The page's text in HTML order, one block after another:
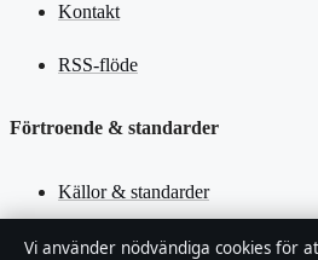
Kontakt
RSS-flöde
Förtroende & standarder
Källor & standarder
Redaktionell policy
Vi använder nödvändiga cookies för